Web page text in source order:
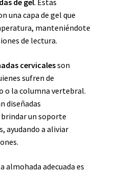
de gel. Estas
una capa de gel que
manteniéndote
de lectura.
cervicalesson
sufren de
o la columna vertebral.
diseñadas
un soporte
ayudando a aliviar
almohada adecuada es